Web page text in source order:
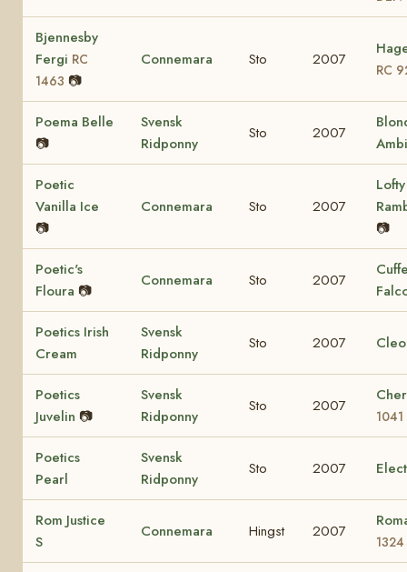
Bjennesby
Fergi RC
1463 📷
Connemara Sto 2007
RC
Poema Belle
📷
Svensk
Ridponny
Sto 2007
Poetic
Vanilla Ice
📷
Connemara Sto 2007
📷
Poetic's
Floura 📷
Connemara Sto 2007
Poetics Irish
Cream
Svensk
Ridponny
Sto 2007
Poetics
Juvelin 📷
Svensk
Ridponny
Sto 2007
1041
Poetics
Pearl
Svensk
Ridponny
Sto 2007
Rom Justice
S
Connemara Hingst 2007
1324